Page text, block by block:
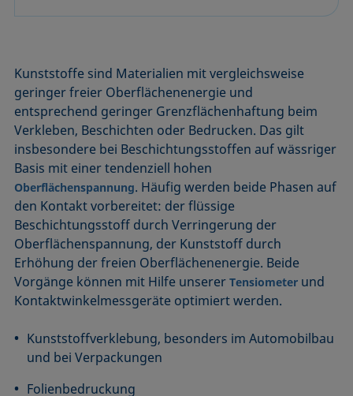
Kunststoffe sind Materialien mit vergleichsweise
geringer freier Oberflächenenergie und
entsprechend geringer Grenzflächenhaftung beim
Verkleben, Beschichten oder Bedrucken. Das gilt
insbesondere bei Beschichtungsstoffen auf wässriger
Basis mit einer tendenziell hohen
Oberflächenspannung. Häufig werden beide Phasen auf
den Kontakt vorbereitet: der flüssige
Beschichtungsstoff durch Verringerung der
Oberflächenspannung, der Kunststoff durch
Erhöhung der freien Oberflächenenergie. Beide
Vorgänge können mit Hilfe unsererTensiometer und
Kontaktwinkelmessgeräte optimiert werden.
Kunststoffverklebung, besonders im Automobilbau
und bei Verpackungen
Folienbedruckung